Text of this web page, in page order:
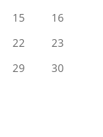
15
16
22
23
29
30